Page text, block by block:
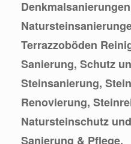
Terrazzoböden
Sanierung, Schutz
Steinsanierung,
Renovierung,
Natursteinschutz
Sanierung & Pflege.